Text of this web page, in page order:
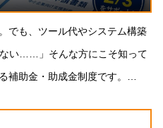
でも、ツール代やシステム構築
い……」そんな方にこそ知って
補助金・助成金制度です。